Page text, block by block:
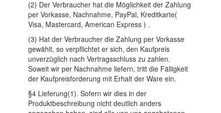
(2) Der Verbraucher hat die Möglichkeit der Zahlung
per Vorkasse, Nachnahme, PayPal, Kreditkarte(
Visa, Mastercard, American Express ) .
(3) Hat der Verbraucher die Zahlung per Vorkasse
gewählt, so verpflichtet er sich, den Kaufpreis
unverzüglich nach Vertragsschluss zu zahlen.
Soweit wir per Nachnahme liefern, tritt die Fälligkeit
der Kaufpreisforderung mit Erhalt der Ware ein.
§4 Lieferung(1). Sofern wir dies in der
Produktbeschreibung nicht deutlich anders